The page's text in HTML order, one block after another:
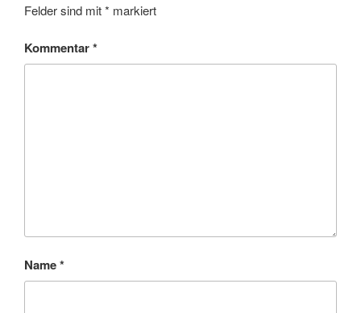
Felder sind mit* markiert
Kommentar*
Name*